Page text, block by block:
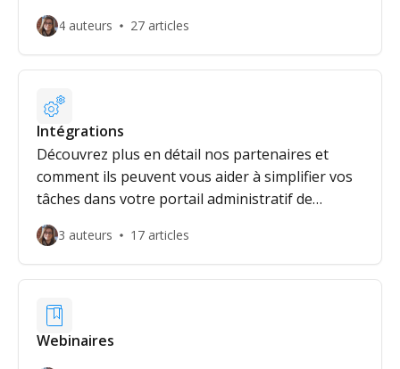
4 auteurs 27 articles
Intégrations
Découvrez plus en détail nos partenaires et
comment ils peuvent vous aider à simplifier vos
tâches dans votre portail administratif de
SmartRec !
3 auteurs 17 articles
Webinaires